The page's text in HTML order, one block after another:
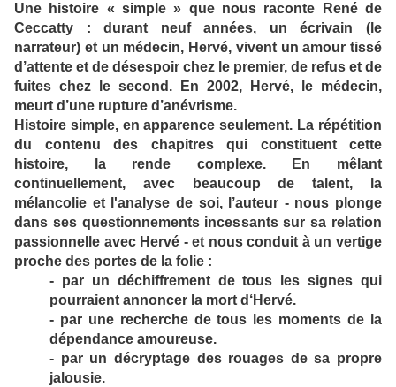
Une histoire « simple » que nous raconte René de
Ceccatty : durant neuf années, un écrivain (le
narrateur) et un médecin, Hervé, vivent un amour tissé
d’attente et de désespoir chez le premier, de refus et de
fuites chez le second. En 2002, Hervé, le médecin,
meurt d’une rupture d’anévrisme.
Histoire simple, en apparence seulement. La répétition
du contenu des chapitres qui constituent cette
histoire, la rende complexe. En mêlant
continuellement, avec beaucoup de talent, la
mélancolie et l'analyse de soi, l’auteur - nous plonge
dans ses questionnements incessants sur sa relation
passionnelle avec Hervé - et nous conduit à un vertige
proche des portes de la folie :
- par un déchiffrement de tous les signes qui
pourraient annoncer la mort d‘Hervé.
- par une recherche de tous les moments de la
dépendance amoureuse.
- par un décryptage des rouages de sa propre
jalousie.